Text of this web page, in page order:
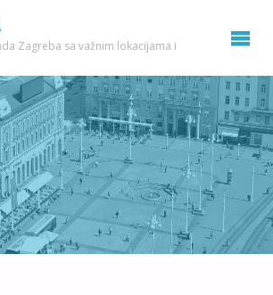
Zagreba sa važnim lokacijama i